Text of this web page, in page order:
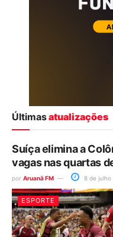
Últimasatualizações
Suíça elimina a
vagas nas quartas
por Aruanã FM 8 de julho
ESPORTE